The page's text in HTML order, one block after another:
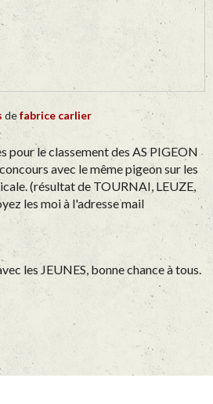
defabrice carlier
pour le classement des AS PIGEON
avec le même pigeon sur les
(résultat de TOURNAI, LEUZE,
les moi à l'adresse mail
les JEUNES, bonne chance à tous.